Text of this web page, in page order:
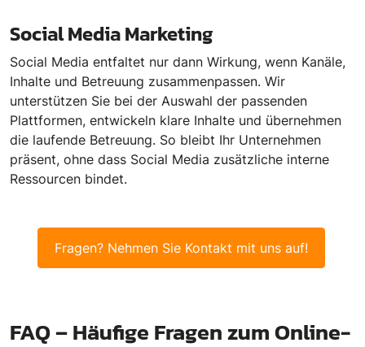
Social Media Marketing
Social Media entfaltet nur dann Wirkung, wenn Kanäle,
Inhalte und Betreuung zusammenpassen. Wir
unterstützen Sie bei der Auswahl der passenden
Plattformen, entwickeln klare Inhalte und übernehmen
die laufende Betreuung. So bleibt Ihr Unternehmen
präsent, ohne dass Social Media zusätzliche interne
Ressourcen bindet.
Fragen? Nehmen Sie Kontakt mit uns auf!
FAQ – Häufige Fragen zum Online-